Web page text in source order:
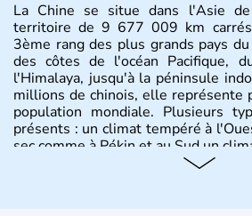
La Chine se situe dans l'Asie
territoire de 9 677 009 km
3ème rang des plus grands pays
des côtes de l'océan Pacifique,
l'Himalaya, jusqu'à la péninsule
millions de chinois, elle représente
population mondiale. Plusieurs
présents : un climat tempéré à
sec comme à Pékin et au Sud un